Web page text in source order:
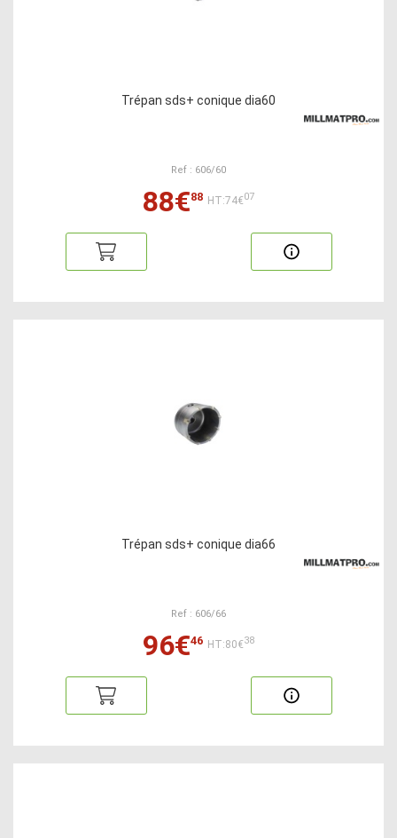
Trépan sds+ conique dia60
Ref : 606/60
88€88 HT:74€07
Trépan sds+ conique dia66
Ref : 606/66
96€46 HT:80€38